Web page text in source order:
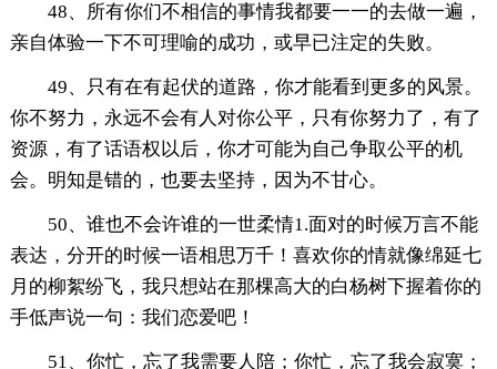
48、所有你们不相信的事情我都要一一的去做一遍，
亲自体验一下不可理喻的成功，或早已注定的失败。
49、只有在有起伏的道路，你才能看到更多的风景。
你不努力，永远不会有人对你公平，只有你努力了，有了
资源，有了话语权以后，你才可能为自己争取公平的机
会。明知是错的，也要去坚持，因为不甘心。
50、谁也不会许谁的一世柔情1.面对的时候万言不能
表达，分开的时候一语相思万千！喜欢你的情就像绵延七
月的柳絮纷飞，我只想站在那棵高大的白杨树下握着你的
手低声说一句：我们恋爱吧！
51、你忙，忘了我需要人陪；你忙，忘了我会寂寞；